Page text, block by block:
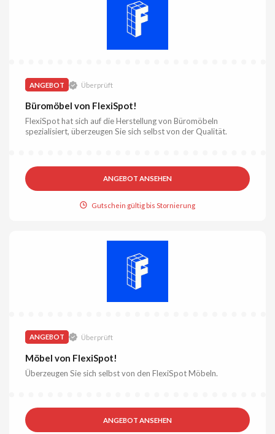
ANGEBOT Überprüft
Büromöbel von FlexiSpot!
FlexiSpot hat sich auf die Herstellung von Büromöbeln
spezialisiert, überzeugen Sie sich selbst von der Qualität.
ANGEBOT ANSEHEN
Gutschein gültig bis Stornierung
ANGEBOT Überprüft
Möbel von FlexiSpot!
Überzeugen Sie sich selbst von den FlexiSpot Möbeln.
ANGEBOT ANSEHEN